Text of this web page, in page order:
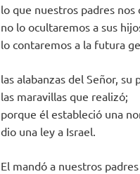
lo que nuestros padres nos
no lo ocultaremos a sus
lo contaremos a la futura
las alabanzas del Señor, su
las maravillas que realizó;
porque él estableció una
dio una ley a Israel.
El mandó a nuestros padres